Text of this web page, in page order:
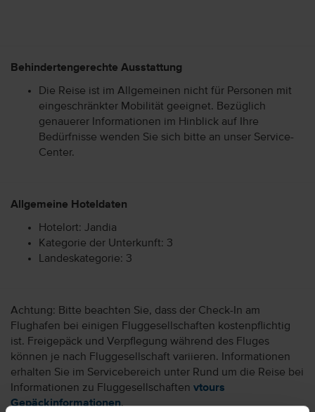
Behindertengerechte Ausstattung
Die Reise ist im Allgemeinen nicht für Personen mit
eingeschränkter Mobilität geeignet. Bezüglich
genauerer Informationen im Hinblick auf Ihre
Bedürfnisse wenden Sie sich bitte an unser Service-
Center.
Allgemeine Hoteldaten
Hotelort: Jandia
Kategorie der Unterkunft: 3
Landeskategorie: 3
Achtung: Bitte beachten Sie, dass der Check-In am
Flughafen bei einigen Fluggesellschaften kostenpflichtig
ist. Freigepäck und Verpflegung während des Fluges
können je nach Fluggesellschaft variieren. Informationen
erhalten Sie im Servicebereich unter Rund um die Reise bei
Informationen zu Fluggesellschaften vtours
Gepäckinformationen.